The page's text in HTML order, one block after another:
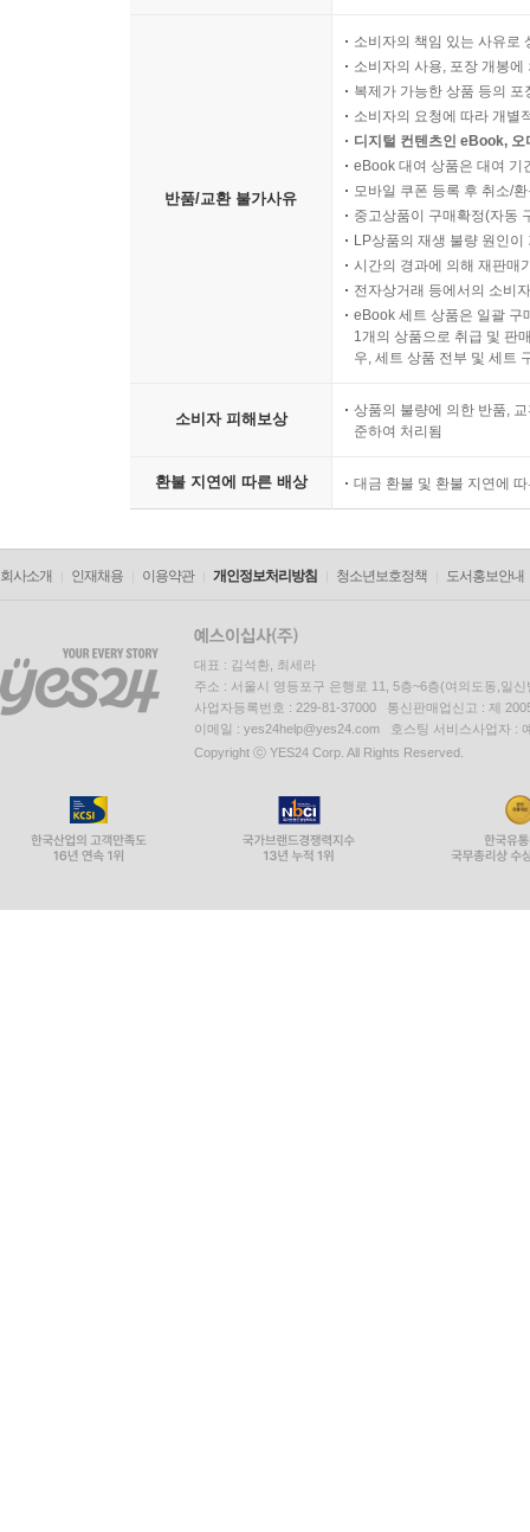
반품/교환 불가사유
소비자의 책임 있는 사유로
소비자의 사용, 포장 개봉
복제가 가능한 상품 등의
소비자의 요청에 따라 개별
디지털 컨텐츠인 eBook,
eBook 대여 상품은 대여 기
모바일 쿠폰 등록 후 취소/
중고상품이 구매확정(자동
LP상품의 재생 불량 원인
시간의 경과에 의해 재판매
전자상거래 등에서의 소비
eBook 세트 상품은 일괄 구
1개의 상품으로 취급 및 판
우, 세트 상품 전부 및 세트
소비자 피해보상
상품의 불량에 의한 반품,
준하여 처리됨
환불 지연에 따른 배상 대금 환불 및 환불 지연에
회사소개 인재채용 이용약관 개인정보처리방침 청소년보호정책 도서홍보안내
대표 : 김석환, 최세라
주소 : 서울시 영등포구 은행로 11, 5층~6층(여의도동,일신
사업자등록번호 : 229-81-37000 통신판매업신고 : 제
이메일 : yes24help@yes24.com 호스팅 서비스사업자 :
Copyright ⓒ YES24 Corp. All Rights Reserved.